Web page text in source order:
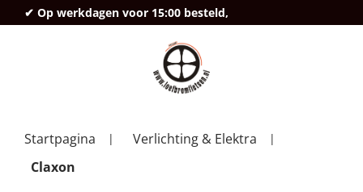
✔ Op werkdagen voor 15:00 besteld,
Startpagina
Verlichting & Elektra
Claxon